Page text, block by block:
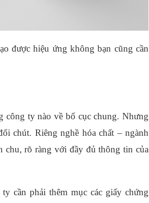
được hiệu ứng không bạn cũng cần
công ty nào về bố cục chung. Nhưng
chút. Riêng nghề hóa chất – ngành
chu, rõ ràng với đầy đủ thông tin của
cần phải thêm mục các giấy chứng